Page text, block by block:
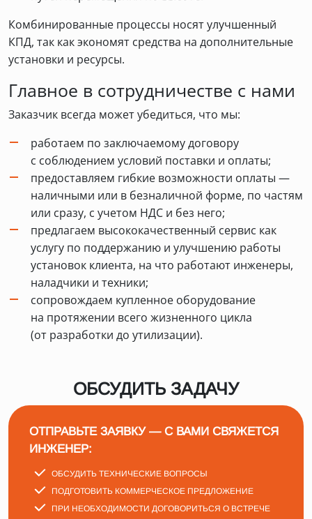
Комбинированные процессы носят улучшенный
КПД, так как экономят средства на дополнительные
установки и ресурсы.
Главное в сотрудничестве с нами
Заказчик всегда может убедиться, что мы:
работаем по заключаемому договору
с соблюдением условий поставки и оплаты;
предоставляем гибкие возможности оплаты —
наличными или в безналичной форме, по частям
или сразу, с учетом НДС и без него;
предлагаем высококачественный сервис как
услугу по поддержанию и улучшению работы
установок клиента, на что работают инженеры,
наладчики и техники;
сопровождаем купленное оборудование
на протяжении всего жизненного цикла
(от разработки до утилизации).
ОБСУДИТЬ ЗАДАЧУ
ОТПРАВЬТЕ ЗАЯВКУ — С ВАМИ СВЯЖЕТСЯ
ИНЖЕНЕР:
ОБСУДИТЬ ТЕХНИЧЕСКИЕ ВОПРОСЫ
ПОДГОТОВИТЬ КОММЕРЧЕСКОЕ ПРЕДЛОЖЕНИЕ
ПРИ НЕОБХОДИМОСТИ ДОГОВОРИТЬСЯ О ВСТРЕЧЕ